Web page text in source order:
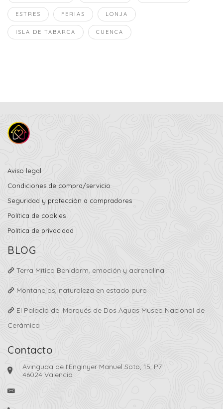
ESTRES FERIAS LONJA
ISLA DE TABARCA CUENCA
Aviso legal
Condiciones de compra/servicio
Seguridad y protección a compradores
Política de cookies
Política de privacidad
BLOG
Terra Mítica Benidorm, emoción y adrenalina
Montanejos, naturaleza en estado puro
El Palacio del Marqués de Dos Aguas Museo Nacional de
Cerámica
Contacto
Avinguda de I'Enginyer Manuel Soto, 15, P7
46024 Valencia